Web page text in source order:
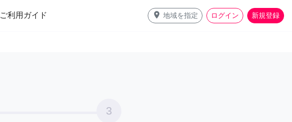
ご利用ガイド place 地域を指定 ログイン 新規登録
料理
3